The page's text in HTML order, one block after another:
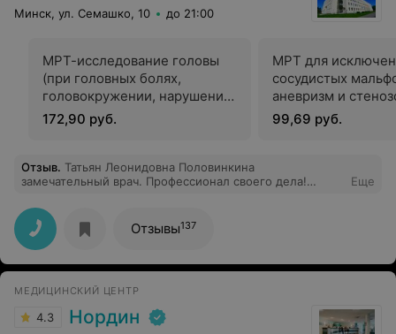
Минск, ул. Семашко, 10 до 21:00
МРТ-исследование головы
(при головных болях,
головокружении, нарушении
зрения, слуха и координации)
172,90 руб.
МРТ для
сосудистых
аневризм и
магистральных
99,69 руб.
Отзыв. Татьян Леонидовна Половинкина
замечательный врач. Профессионал своего дела!
позитивный человек, внимательно отнеслась к осмотру
и анализу предыдущих результатов. Всё детально
объяснила, дала важные рекомендации. Очень
рекомендую! Спасибо большое, доктор! Редко
встречаются такие позитивные высококлассные
Еще
Отзывы137
МЕДИЦИНСКИЙ ЦЕНТР
4.3 Нордин